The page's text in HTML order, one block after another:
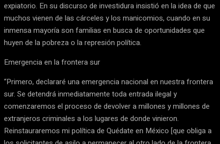
expiatorio. En su discurso de investidura insistió en la idea de que
muchos vienen de las cárceles y los manicomios, cuando en su
inmensa mayoría son familias en busca de oportunidades que
huyen de la pobreza o la represión política.
Emergencia en la frontera sur
“Primero, declararé una emergencia nacional en nuestra frontera
sur. Se detendrá inmediatamente toda entrada ilegal y
comenzaremos el proceso de devolver a millones y millones de
extranjeros criminales a los lugares de donde vinieron.
Reinstauraremos mi política de Quédate en México [que obliga a